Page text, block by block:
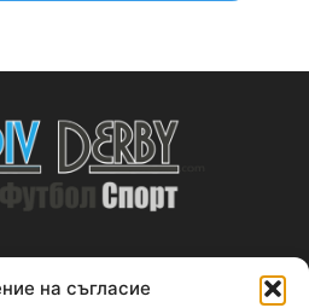
на съгласие
US